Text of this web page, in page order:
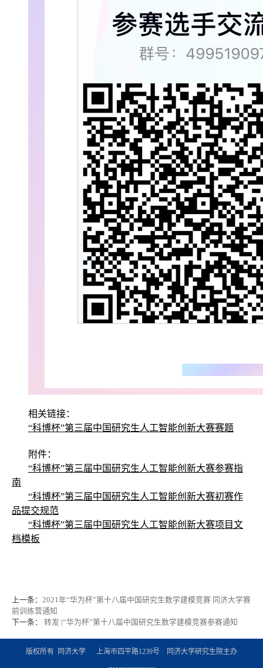
相关链接：
“科博杯”第三届中国研究生人工智能创新大赛赛题
附件：
“科博杯”第三届中国研究生人工智能创新大赛参赛指
南
“科博杯”第三届中国研究生人工智能创新大赛初赛作
品提交规范
“科博杯”第三届中国研究生人工智能创新大赛项目文
档模板
上一条： 2021年“华为杯”第十八届中国研究生数学建模竞赛 同济大学赛
前训练营通知
下一条：
转发 |“华为杯”第十八届中国研究生数学建模竞赛参赛通知
版权所有 同济大学 上海市四平路1239号 同济大学研究生院主办